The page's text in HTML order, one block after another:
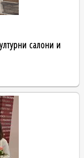
салони и